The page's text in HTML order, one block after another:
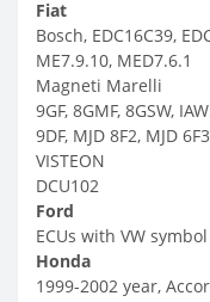
Fiat
Bosch, EDC16C39,
ME7.9.10, MED7.6.1
Magneti Marelli
9GF, 8GMF, 8GSW,
9DF, MJD 8F2, MJD 6F3
VISTEON
DCU102
Ford
ECUs with VW symbol
Honda
1999-2002 year,